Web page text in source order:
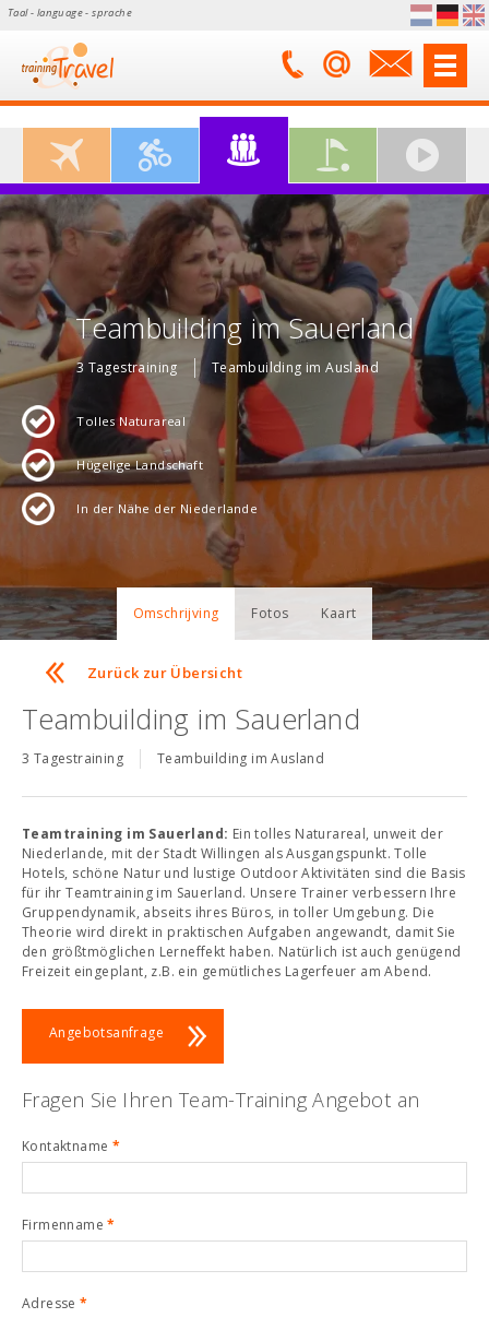
Taal - language - sprache
Teambuilding im Sauerland
3 Tagestraining Teambuilding im Ausland
Tolles Naturareal
Hügelige Landschaft
In der Nähe der Niederlande
Omschrijving Fotos Kaart
Zurück zur Übersicht
Teambuilding im Sauerland
3 Tagestraining Teambuilding im Ausland
Teamtraining im Sauerland: Ein tolles Naturareal, unweit der
Niederlande, mit der Stadt Willingen als Ausgangspunkt. Tolle
Hotels, schöne Natur und lustige Outdoor Aktivitäten sind die Basis
für ihr Teamtraining im Sauerland. Unsere Trainer verbessern Ihre
Gruppendynamik, abseits ihres Büros, in toller Umgebung. Die
Theorie wird direkt in praktischen Aufgaben angewandt, damit Sie
den größtmöglichen Lerneffekt haben. Natürlich ist auch genügend
Freizeit eingeplant, z.B. ein gemütliches Lagerfeuer am Abend.
Angebotsanfrage
Fragen Sie Ihren Team-Training Angebot an
Kontaktname *
Firmenname*
Adresse*